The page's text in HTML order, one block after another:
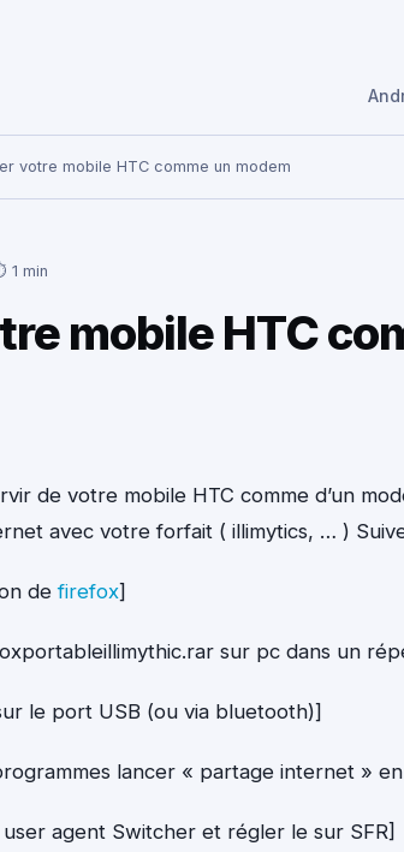
votre mobile HTC comme un modem
1 min
mobile HTC
de votre mobile HTC comme d’un
avec votre forfait ( illimytics, … )
defirefox]
sur pc dans un
le port USB (ou via bluetooth)]
lancer « partage internet »
agent Switcher et régler le sur SFR]